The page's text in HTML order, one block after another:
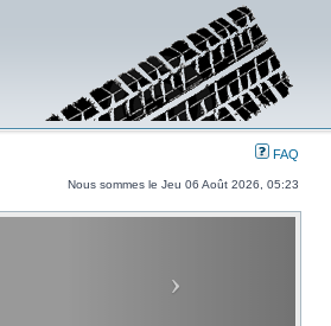
FAQ
Nous sommes le Jeu 06 Août 2026, 05:23